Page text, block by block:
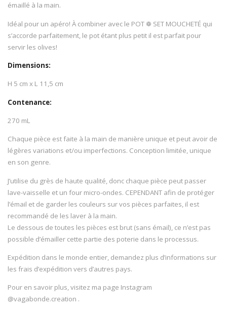
émaillé à la main.
Idéal pour un apéro! À combiner avec le POT ❁ SET MOUCHETÉ qui
s’accorde parfaitement, le pot étant plus petit il est parfait pour
servir les olives!
Dimensions:
H 5 cm x L 11,5 cm
Contenance:
270 mL
Chaque pièce est faite à la main de manière unique et peut avoir de
légères variations et/ou imperfections. Conception limitée, unique
en son genre.
J’utilise du grès de haute qualité, donc chaque pièce peut passer
lave-vaisselle et un four micro-ondes. CEPENDANT afin de protéger
l’émail et de garder les couleurs sur vos pièces parfaites, il est
recommandé de les laver à la main.
Le dessous de toutes les pièces est brut (sans émail), ce n’est pas
possible d’émailler cette partie des poterie dans le processus.
Expédition dans le monde entier, demandez plus d’informations sur
les frais d’expédition vers d’autres pays.
Pour en savoir plus, visitez ma page Instagram
@vagabonde.creation .